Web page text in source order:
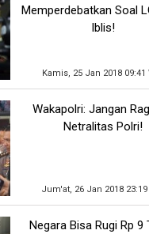
Memperdebatkan Soal
Iblis!
Kamis, 25 Jan 2018 09:41
Wakapolri: Jangan
Netralitas Polri!
Jum'at, 26 Jan 2018 23:19
Negara Bisa Rugi Rp 9